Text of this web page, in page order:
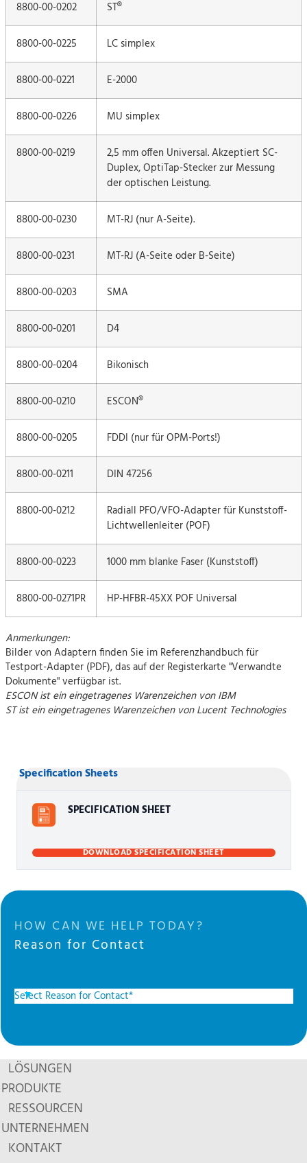
8800-00-0202 ST®
8800-00-0225 LC simplex
8800-00-0221 E-2000
8800-00-0226 MU simplex
8800-00-0219
2,5 mm offen Universal. Akzeptiert SC-
Duplex, OptiTap-Stecker zur Messung
der optischen Leistung.
8800-00-0230 MT-RJ (nur A-Seite).
8800-00-0231 MT-RJ (A-Seite oder B-Seite)
8800-00-0203 SMA
8800-00-0201 D4
8800-00-0204 Bikonisch
8800-00-0210 ESCON®
8800-00-0205 FDDI (nur für OPM-Ports!)
8800-00-0211 DIN 47256
8800-00-0212
Radiall PFO/VFO-Adapter für Kunststoff-
Lichtwellenleiter (POF)
8800-00-0223 1000 mm blanke Faser (Kunststoff)
8800-00-0271PR HP-HFBR-45XX POF Universal
Anmerkungen:
Bilder von Adaptern finden Sie im Referenzhandbuch für
Testport-Adapter (PDF), das auf der Registerkarte "Verwandte
Dokumente" verfügbar ist.
ESCON ist ein eingetragenes Warenzeichen von IBM
ST ist ein eingetragenes Warenzeichen von Lucent Technologies
Specification Sheets
SPECIFICATION SHEET
DOWNLOAD SPECIFICATION SHEET
HOW CAN WE HELP TODAY?
Reason for Contact
LÖSUNGEN
PRODUKTE
RESSOURCEN
UNTERNEHMEN
KONTAKT